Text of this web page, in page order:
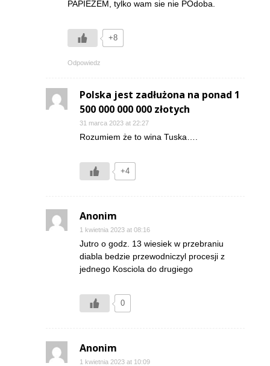
PAPIEZEM, tylko wam sie nie POdoba.
+8
Odpowiedz
Polska jest zadłużona na ponad 1
500 000 000 000 złotych
31 marca 2023 at 22:27
Rozumiem że to wina Tuska….
+4
Anonim
1 kwietnia 2023 at 08:16
Jutro o godz. 13 wiesiek w przebraniu
diabla bedzie przewodniczyl procesji z
jednego Kosciola do drugiego
0
Anonim
1 kwietnia 2023 at 10:09